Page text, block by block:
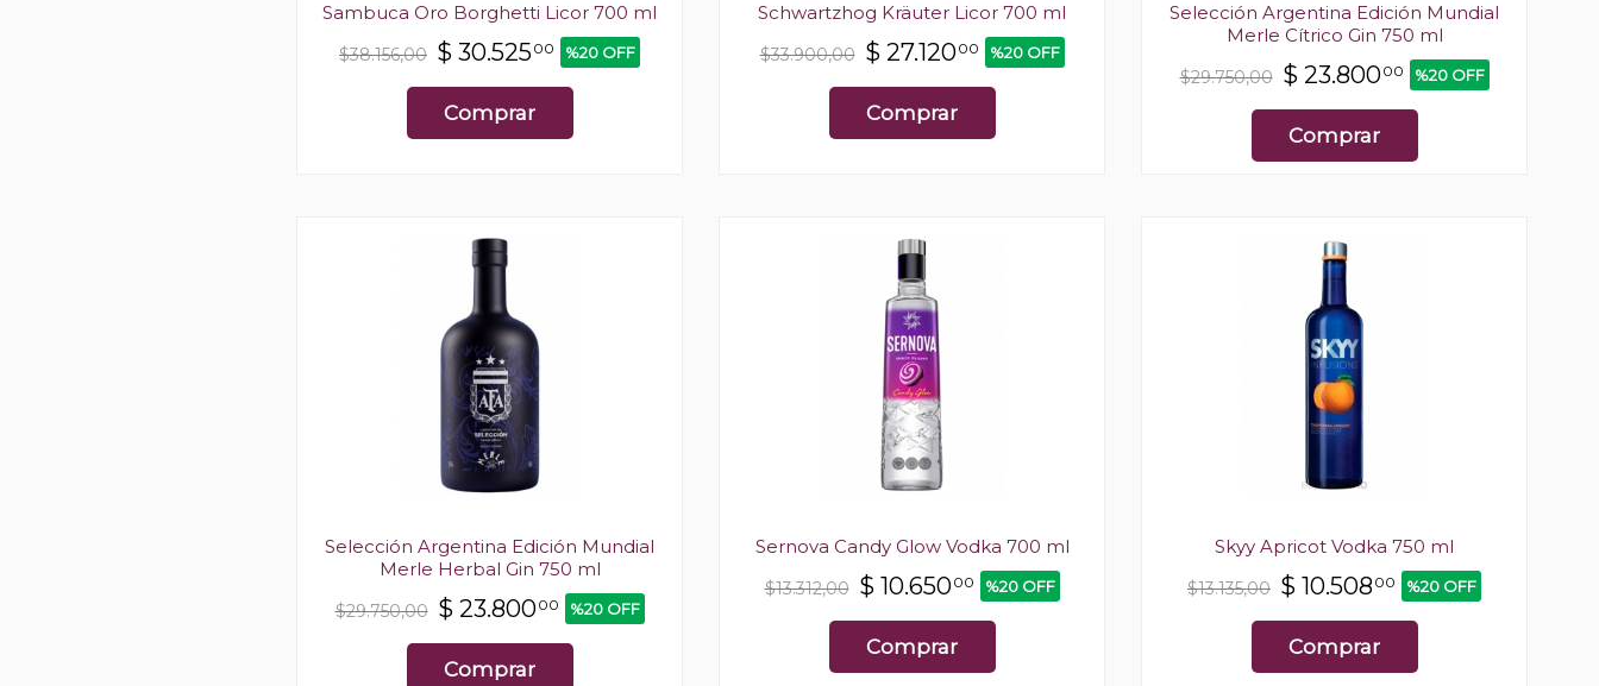
Sambuca Oro Borghetti Licor 700 ml
$38.156,00 $ 30.52500 %20 OFF
Comprar
Schwartzhog Kräuter Licor 700 ml
$33.900,00 $ 27.12000 %20 OFF
Comprar
Selección Argentina Edición Mundial
Merle Cítrico Gin 750 ml
$29.750,00 $ 23.80000 %20 OFF
Comprar
Selección Argentina Edición Mundial
Merle Herbal Gin 750 ml
$29.750,00 $ 23.80000 %20 OFF
Comprar
Sernova Candy Glow Vodka 700 ml
$13.312,00 $ 10.65000 %20 OFF
Comprar
Skyy Apricot Vodka 750 ml
$13.135,00 $ 10.508 00 %20 OFF
Comprar